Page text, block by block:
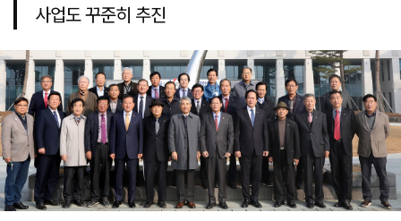
사업도 꾸준히 추진